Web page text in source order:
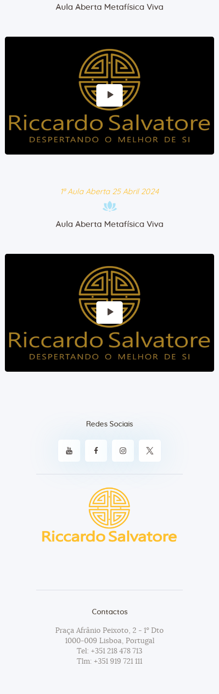
Aula Aberta Metafísica Viva
1ª Aula Aberta 25 Abril 2024
Aula Aberta Metafísica Viva
Redes Sociais
Contactos
Praça Afrânio Peixoto, 2 - 1º Dto
1000-009 Lisboa, Portugal
Tel: +351 218 478 713
Tlm: +351 919 721 111